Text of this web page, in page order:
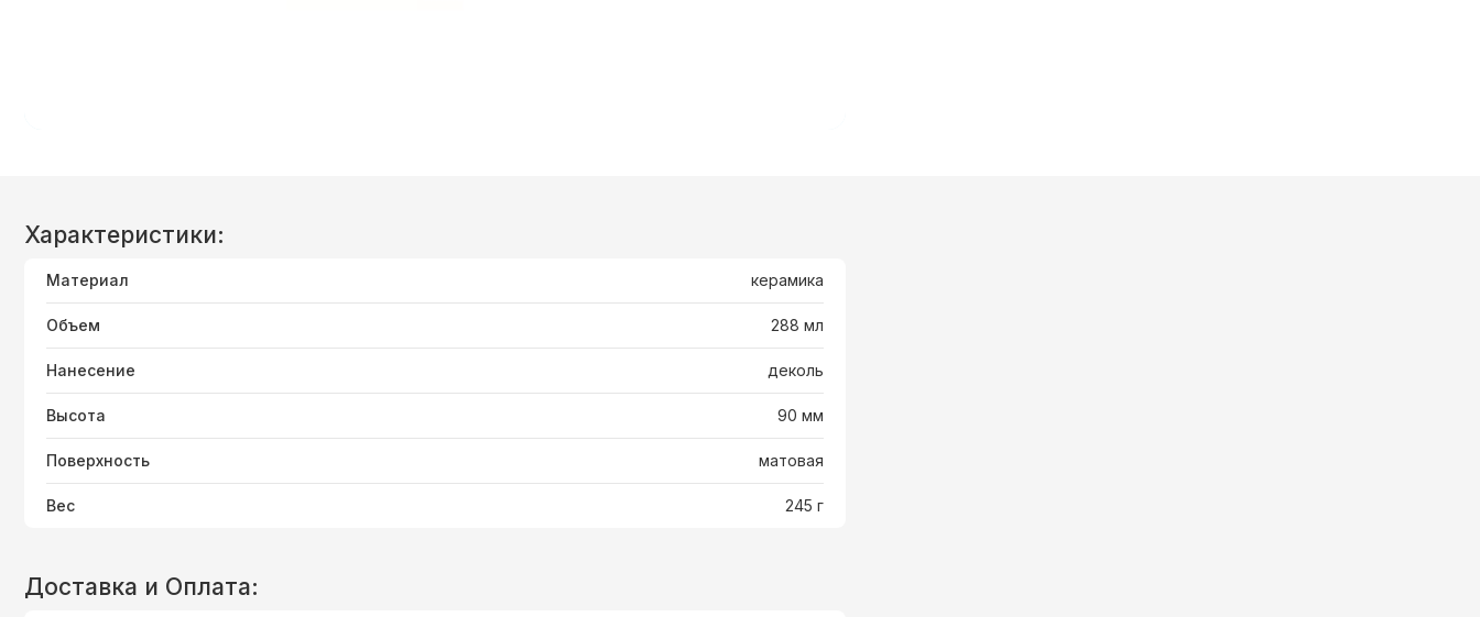
Характеристики:
Материал керамика
Объем 288 мл
Нанесение деколь
Высота 90 мм
Поверхность матовая
Вес 245 г
Доставка и Оплата: